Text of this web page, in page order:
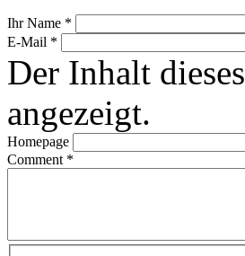
Ihr Name *
E-Mail *
Der Inhalt
angezeigt.
Homepage
Comment *